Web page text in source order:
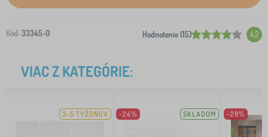
Kód: 33345-0 Hodnotenie (15) 4.2
VIAC Z KATEGÓRIE:
3-5 TÝŽDŇOV -24% SKLADOM -28%